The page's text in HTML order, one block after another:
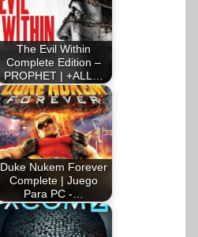
The Evil Within
Complete Edition –
PROPHET | +ALL…
Duke Nukem Forever
Complete | Juego
Para PC -…